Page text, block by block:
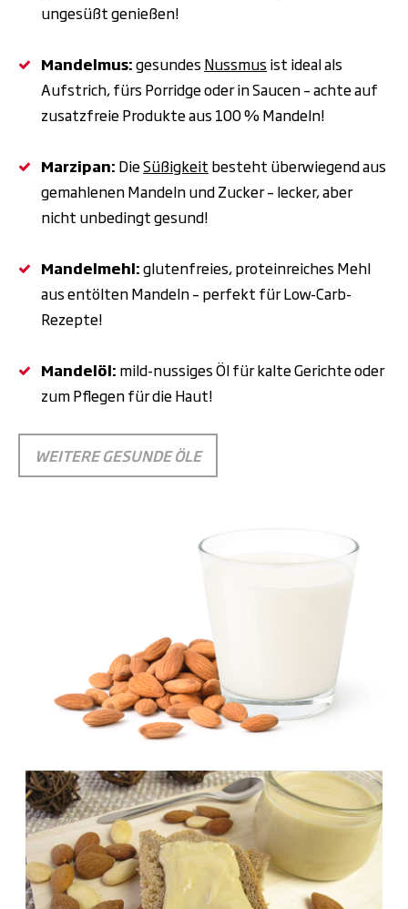
ungesüßt genießen!
Mandelmus:gesundes Nussmus ist ideal als
Aufstrich, fürs Porridge oder in Saucen – achte auf
zusatzfreie Produkte aus 100 % Mandeln!
Marzipan: DieSüßigkeit besteht überwiegend aus
gemahlenen Mandeln und Zucker – lecker, aber
nicht unbedingt gesund!
Mandelmehl:glutenfreies, proteinreiches Mehl
aus entölten Mandeln – perfekt für Low-Carb-
Rezepte!
Mandelöl: mild-nussiges Öl für kalte Gerichte oder
zum Pflegen für die Haut!
WEITERE GESUNDE ÖLE